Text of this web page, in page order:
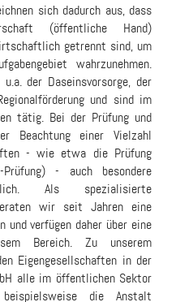
sich dadurch aus, dass
(öffentliche Hand)
getrennt sind, um
wahrzunehmen.
der Daseinsvorsorge, der
und sind im
tätig. Bei der Prüfung und
Beachtung einer Vielzahl
- wie etwa die Prüfung
- auch besondere
Als spezialisierte
wir seit Jahren eine
und verfügen daher über eine
Bereich. Zu unserem
Eigengesellschaften in der
alle im öffentlichen Sektor
beispielsweise die Anstalt